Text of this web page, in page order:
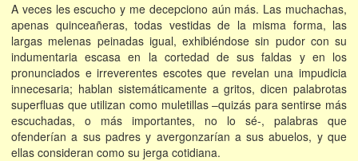
A veces les escucho y me decepciono aún más. Las muchachas,
apenas quinceañeras, todas vestidas de la misma forma, las
largas melenas peinadas igual, exhibiéndose sin pudor con su
indumentaria escasa en la cortedad de sus faldas y en los
pronunciados e irreverentes escotes que revelan una impudicia
innecesaria; hablan sistemáticamente a gritos, dicen palabrotas
superfluas que utilizan como muletillas –quizás para sentirse más
escuchadas, o más importantes, no lo sé-, palabras que
ofenderían a sus padres y avergonzarían a sus abuelos, y que
ellas consideran como su jerga cotidiana.